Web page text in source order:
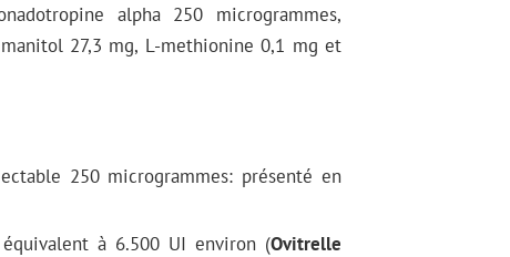
alpha 250 microgrammes,
27,3 mg, L-methionine 0,1 mg et
250 microgrammes: présenté en
à 6.500 UI environ (Ovitrelle